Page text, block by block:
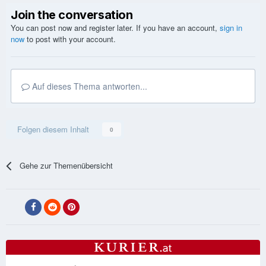
Join the conversation
You can post now and register later. If you have an account, sign in
now to post with your account.
Auf dieses Thema antworten...
Folgen diesem Inhalt 0
Gehe zur Themenübersicht